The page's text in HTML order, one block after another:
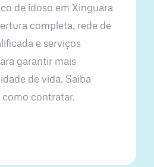
de idoso em Xinguara
completa, rede de
e serviços
garantir mais
de vida. Saiba
contratar.